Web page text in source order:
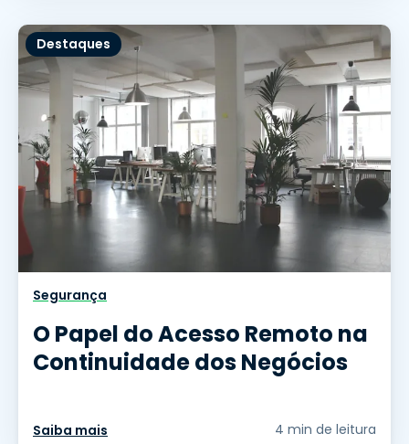
Destaques
Segurança
O Papel do Acesso Remoto na
Continuidade dos Negócios
Saiba mais 4 min de leitura